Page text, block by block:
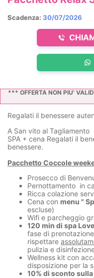
*** OFFERTA NON PIU'
Scadenza: 30/07/2026
Regalati il benessere
A San vito al
SPA + cena Regalati il
benessere.
Pacchetto Coccole
Prosecco di
Pernottamento in
Ricca colazione
Cena con menu "
escluse)
Wifi e parcheggio
120 min di spa
fase di
rispettare
pulizia e
Wellness kit con
disposizione per la
10% di sconto